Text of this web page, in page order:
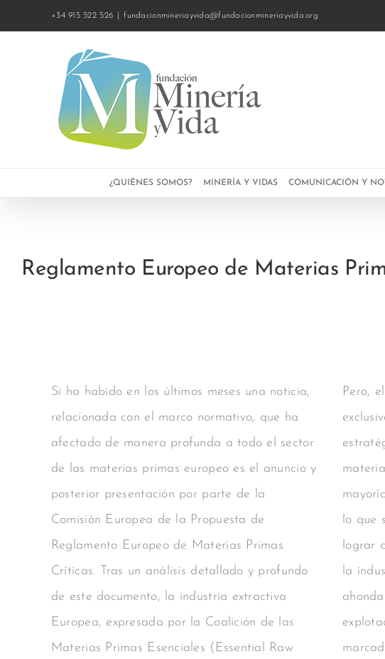
+34 915 522 526 fundacionmineriayvida@fundacionmineriayvida.org
¿QUIÉNES SOMOS? MINERÍA Y VIDAS COMUNICACIÓN Y
Reglamento Europeo de Materias
Si ha habido en los últimos meses una noticia,
relacionada con el marco normativo, que ha
afectado de manera profunda a todo el sector
de las materias primas europeo es el anuncio y
posterior presentación por parte de la
Comisión Europea de la Propuesta de
Reglamento Europeo de Materias Primas
Críticas. Tras un análisis detallado y profundo
de este documento, la industria extractiva
Europea, expresada por la Coalición de las
Materias Primas Esenciales (Essential Raw
Pero,
lo que
lograr
la